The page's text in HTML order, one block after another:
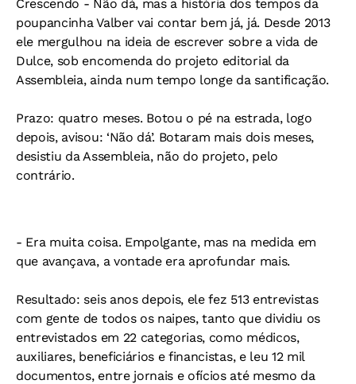
Crescendo - Não dá, mas a história dos tempos da
poupancinha Valber vai contar bem já, já. Desde 2013
ele mergulhou na ideia de escrever sobre a vida de
Dulce, sob encomenda do projeto editorial da
Assembleia, ainda num tempo longe da santificação.
Prazo: quatro meses. Botou o pé na estrada, logo
depois, avisou: ‘Não dá’. Botaram mais dois meses,
desistiu da Assembleia, não do projeto, pelo
contrário.
- Era muita coisa. Empolgante, mas na medida em
que avançava, a vontade era aprofundar mais.
Resultado: seis anos depois, ele fez 513 entrevistas
com gente de todos os naipes, tanto que dividiu os
entrevistados em 22 categorias, como médicos,
auxiliares, beneficiários e financistas, e leu 12 mil
documentos, entre jornais e ofícios até mesmo da